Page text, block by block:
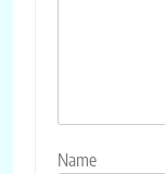
Name